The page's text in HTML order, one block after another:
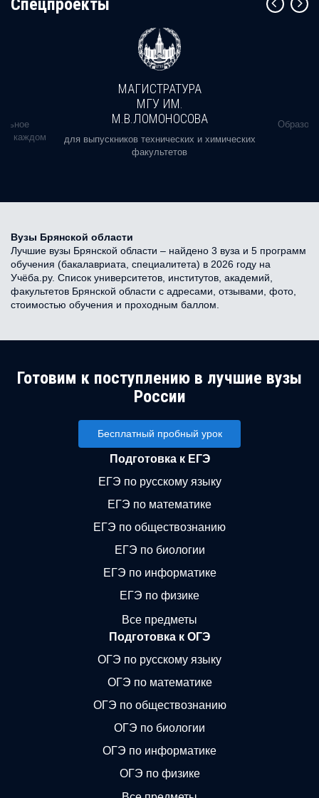
Cпецпроекты
в каждом
МАГИСТРАТУРА
МГУ ИМ.
М.В.ЛОМОНОСОВА
для выпускников технических и химических
факультетов
Вузы Брянской области
Лучшие вузы Брянской области – найдено 3 вуза и 5 программ
обучения (бакалавриата, специалитета) в 2026 году на
Учёба.ру. Список университетов, институтов, академий,
факультетов Брянской области с адресами, отзывами, фото,
стоимостью обучения и проходным баллом.
Готовим к поступлению в лучшие вузы
России
Бесплатный пробный урок
Подготовка к ЕГЭ
ЕГЭ по русскому языку
ЕГЭ по математике
ЕГЭ по обществознанию
ЕГЭ по биологии
ЕГЭ по информатике
ЕГЭ по физике
Все предметы
Подготовка к ОГЭ
ОГЭ по русскому языку
ОГЭ по математике
ОГЭ по обществознанию
ОГЭ по биологии
ОГЭ по информатике
ОГЭ по физике